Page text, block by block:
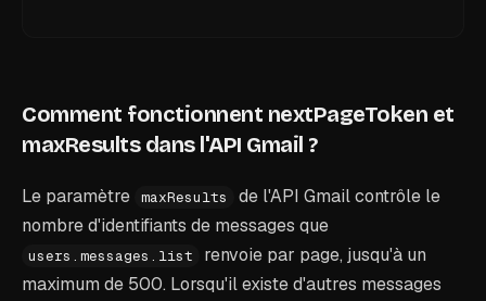
Comment fonctionnent nextPageToken et
maxResults dans l'API Gmail ?
Le paramètre maxResults
de l'API Gmail contrôle le
nombre d'identifiants de messages que
users.messages.list
renvoie par page, jusqu'à un
maximum de 500. Lorsqu'il existe d'autres messages